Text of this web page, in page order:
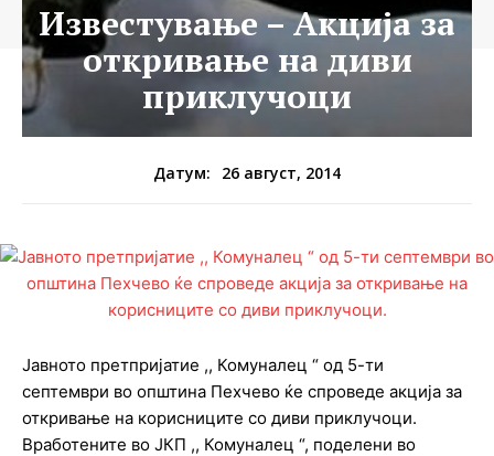
Известување – Акција за
откривање на диви
приклучоци
Датум: 26 август, 2014
Јавното претпријатие ,, Комуналец “ од 5-ти
септември во општина Пехчево ќе спроведе акција за
откривање на корисниците со диви приклучоци.
Вработените во ЈКП ,, Комуналец “, поделени во